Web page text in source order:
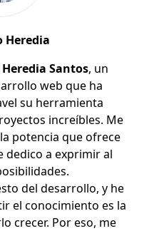
Heredia
Santos, un
web que ha
su herramienta
increíbles. Me
potencia que ofrece
dedico a exprimir al
del desarrollo, y he
el conocimiento es la
crecer. Por eso, me